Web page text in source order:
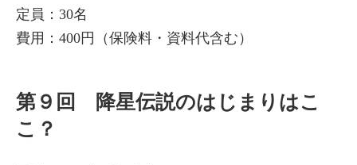
定員：30名
費用：400円（保険料・資料代含む）
第９回 降星伝説のはじまりはこ
こ？